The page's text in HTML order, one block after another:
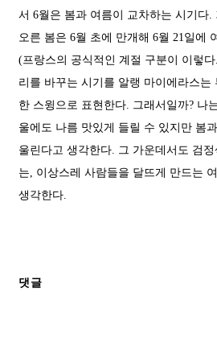
서 6월은 봄과 여름이 교차하는 시기다.
오른 봄은 6월 초에 만개해 6월 21일에
(프랑스의 공식적인 계절 구분이 이렇
리를 바꾸는 시기를 알랭 마이에라스는
한 스윙으로 표현한다. 그래서일까? 나
울에도 나름 맛있게 들릴 수 있지만 봄
울린다고 생각한다. 그 가운데서도 검
는, 이상스레 사람들을 달뜨게 만드는
생각한다.
댓글